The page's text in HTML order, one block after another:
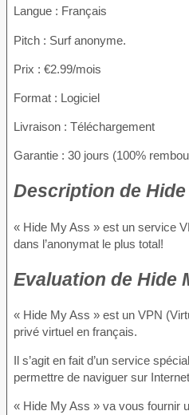
Langue : Français
Pitch : Surf anonyme.
Prix : €2.99/mois
Format : Logiciel
Livraison : Téléchargement
Garantie : 30 jours (100%
Description de
« Hide My Ass » est un service
dans l’anonymat le plus total!
Evaluation de Hide
« Hide My Ass » est un VPN
privé virtuel en français.
Il s’agit en fait d’un service
permettre de naviguer sur
« Hide My Ass » va vous fournir